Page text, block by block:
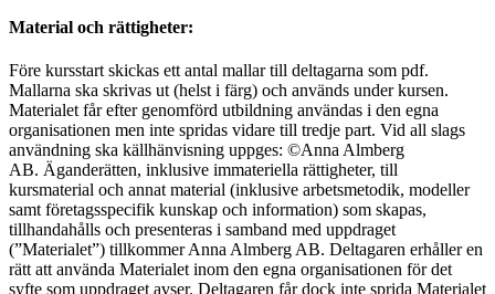
Material och rättigheter:
Före kursstart skickas ett antal mallar till deltagarna som pdf.
Mallarna ska skrivas ut (helst i färg) och används under kursen.
Materialet får efter genomförd utbildning användas i den egna
organisationen men inte spridas vidare till tredje part. Vid all slags
användning ska källhänvisning uppges: ©️Anna Almberg
AB. Äganderätten, inklusive immateriella rättigheter, till
kursmaterial och annat material (inklusive arbetsmetodik, modeller
samt företagsspecifik kunskap och information) som skapas,
tillhandahålls och presenteras i samband med uppdraget
(”Materialet”) tillkommer Anna Almberg AB. Deltagaren erhåller en
rätt att använda Materialet inom den egna organisationen för det
syfte som uppdraget avser. Deltagaren får dock inte sprida Materialet